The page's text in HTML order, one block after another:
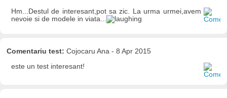
Hm...Destul de interesant,pot sa zic. La urma urmei,avem
nevoie si de modele in viata...
Comentariu test: Cojocaru Ana - 8 Apr 2015
este un test interesant!